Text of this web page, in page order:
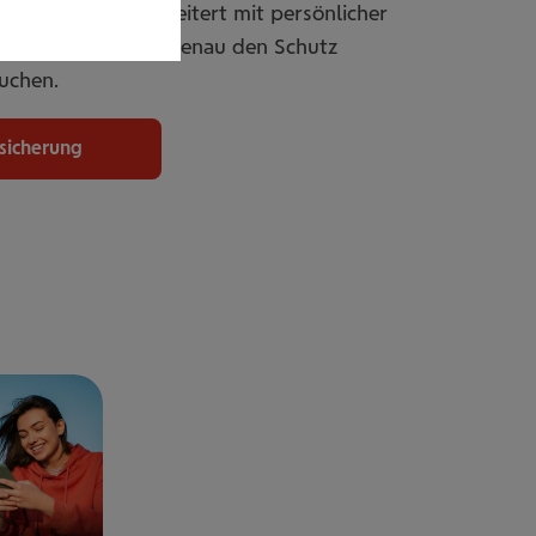
individuell erweitert mit persönlicher
damit Sie genau den Schutz